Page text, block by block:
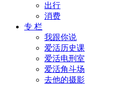
出行
消费
专 栏
我跟你说
爱活历史课
爱活电刑室
爱活角斗场
去他的摄影